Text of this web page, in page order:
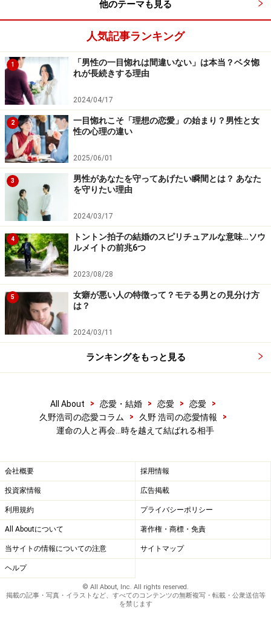
なぜか運命の歯車がすれ違ってしまう2
人……
恵さんが彼と再会してプロポーズされた時、彼もその11
年前から恵さんのことを好きだったことを伝えます。た
だ当時は、同じ職場内で彼女を乗り換えるようなことは
できずに、運命の歯車はイタズラにすれ違いをしながら
進んでいくものだなと思います。
その後、彼女は約2年ほどで、その職場を辞めることに
なります。その夜、彼から電話がかかってきて先輩とし
て慰めと励ましの言葉をもらい、彼女も「お世話になり
ました・・・」と電話を切ったそうです。当時、30歳の
彼女には叶わなかった片思いの先輩であり、側にいられ
るだけでもいいなと思っていただけに、それすら出来な
くなり「もう、この人とは会うことはないんだろう
な・・・」と思うととても悲しかったそうです。
それから8年の時が経て恵さんも38歳を迎えたある日、
元同僚からの突然の電話で二人は運命は引き戻されるこ
れたのでした。そこで二人は言葉を交わし、メールアド
レスと電話番号を聞かれました。
を躍らせ彼と再会しました。その時にも、少しだけ密か
な期待を抱いたものの、彼からは年下の彼女の写真を見
せらて、淡い期待もスルーされたそうです。その久々の
再会で大きな進展はなかったものの、実はこの帰り道で
ひとつの傘で一緒に駅まで歩いたわずかな時間で、彼は
結婚相手として恵さんを意識したそうです。
他のテーマも見る
人気記事ランキング
1
「男性の一目惚れは間違いない」は本当？ベタ惚
れが長続きする理由
2024/04/17
2
一目惚れこそ「理想の恋愛」の始まり？男性と女
性の心理の違い
2025/06/01
3
男性があなたを守ってあげたい瞬間とは？ あなた
を守りたい理由
2024/03/17
4
トントン拍子の結婚のスピリチュアルな意味…ソウ
ルメイトの前兆6つ
2023/08/28
5
女癖が悪い人の特徴って？モテる男との見分け方
は？
2024/03/11
ランキングをもっと見る
All About > 恋愛・結婚 > 恋愛 > 恋愛
>
久野浩司の恋愛コラム
> 久野 浩司の恋愛情報
>
運命の人と再会…時を越えて結ばれる相手
会社概要 採用情報
投資家情報 広告掲載
利用規約 プライバシーポリシー
All Aboutについて 著作権・商標・免責
当サイトの情報についての注意 サイトマップ
ヘルプ
© All About, Inc. All rights reserved.
掲載の記事・写真・イラストなど、すべてのコンテンツの無断複写・転載・公衆送信等
を禁じます